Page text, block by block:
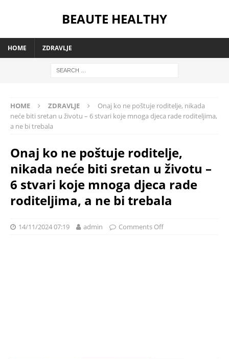
BEAUTE HEALTHY
HOME ZDRAVLJE
HOME ZDRAVLJE
Onaj ko ne poštuje roditelje, nikada
neće biti sretan u životu – 6 stvari koje mnoga djeca rade roditeljima,
a ne bi trebala
Onaj ko ne poštuje roditelje,
nikada neće biti sretan u životu –
6 stvari koje mnoga djeca rade
roditeljima, a ne bi trebala
14/11/2024 07:19 admin Comments Off